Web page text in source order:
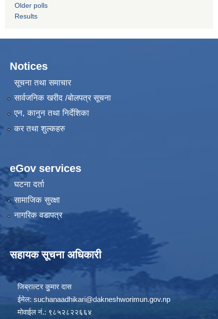
Older polls
Results
Notices
सूचना तथा समाचार
सार्वजनिक खरीद /बोलपत्र सूचना
एन, कानुन तथा निर्देशिका
कर तथा शुल्कहरु
eGov services
घटना दर्ता
सामाजिक सुरक्षा
नागरिक वडापत्र
सहायक सूचना अधिकारी
जिब्राल्टर कुुमार दास
ईमेल: suchanaadhikari@dakneshworimun.gov.np
मोवाईल नं.: ९८५२८२२६६४